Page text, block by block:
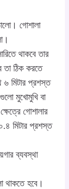
গোশালা
থাকবে তার
তা ঠিক করতে
৬ মিটার প্রশস্ত
মুখোমুখি বা
গোশালার
মিটার প্রশস্ত
ব্যবস্থা
থাকতে হবে।